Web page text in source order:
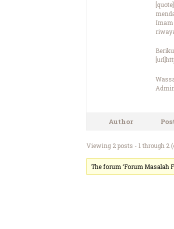
Imam
Author
Viewing 2 posts - 1 through 2
The forum ‘Forum Masalah